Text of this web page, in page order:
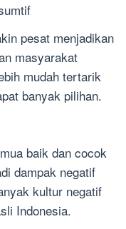
pesat menjadikan
masyarakat
mudah tertarik
banyak pilihan.
baik dan cocok
dampak negatif
kultur negatif
Indonesia.